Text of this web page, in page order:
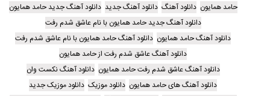
حامد همایون دانلود آهنگ دانلود آهنگ جدید دانلود آهنگ جدید حامد همایون
دانلود آهنگ جدید حامد همایون با نام عاشق شدم رفت
دانلود آهنگ حامد همایون دانلود آهنگ حامد همایون با نام عاشق شدم رفت
دانلود آهنگ عاشق شدم رفت از حامد همایون
دانلود آهنگ عاشق شدم رفت حامد همایون دانلود آهنگ نکست وان
دانلود آهنگ های حامد همایون دانلود موزیک دانلود موزیک جدید